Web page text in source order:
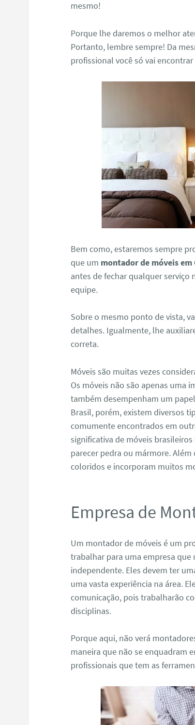
mesmo!
Porque lhe daremos o melhor
Portanto, lembre sempre! Da
profissional você só vai
Bem como, estaremos sempre
que um montador de móveis em
antes de fechar qualquer serviço
equipe.
Sobre o mesmo ponto de vista,
detalhes. Igualmente, lhe
correta.
Móveis são muitas vezes
Os móveis não são apenas uma
também desempenham um
Brasil, porém, existem diversos
comumente encontrados em
significativa de móveis
parecer pedra ou mármore.
coloridos e incorporam muitos
Empresa de
Um montador de móveis é um
trabalhar para uma empresa
independente. Eles devem ter
uma vasta experiência na área.
comunicação, pois trabalharão
disciplinas.
Porque aqui, não verá
maneira que não se enquadram
profissionais que tem as